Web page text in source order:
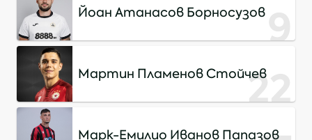
Йоан Атанасов Борносузов9
Мартин Пламенов Стойчев22
Марк-Емилио Иванов Папазов